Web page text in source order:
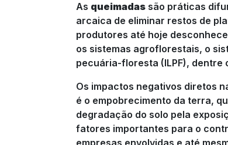
As queimadas são práticas
arcaica de eliminar restos de
produtores até hoje
os sistemas agroflorestais, o
pecuária-floresta (ILPF), dentre
Os impactos negativos diretos
é o empobrecimento da terra,
degradação do solo pela
fatores importantes para o
empresas envolvidas e até